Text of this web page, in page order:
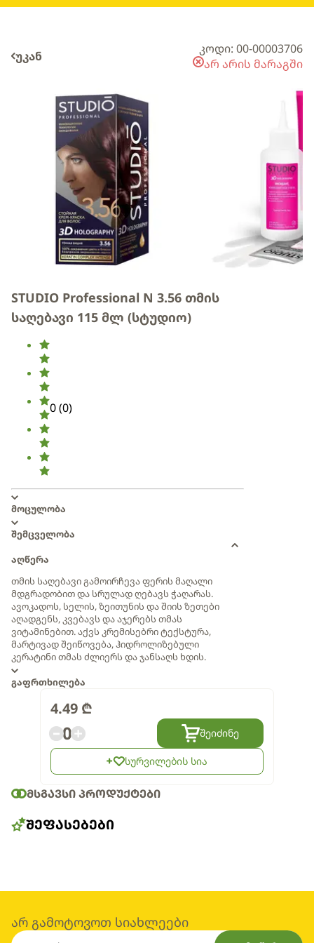
უკან
კოდი: 00-00003706
არ არის მარაგში
STUDIO Professional N 3.56 თმის
საღებავი 115 მლ (სტუდიო)
0(0)
მოცულობა
შემცველობა
აღწერა
თმის საღებავი გამოირჩევა ფერის მაღალი
მდგრადობით და სრულად ღებავს ჭაღარას.
ავოკადოს, სელის, ზეითუნის და შიის ზეთები
აღადგენს, კვებავს და აჯერებს თმას
ვიტამინებით. აქვს კრემისებრი ტექსტურა,
მარტივად შეიწოვება, ჰიდროლიზებული
კერატინი თმას ძლიერს და ჯანსაღს ხდის.
გაფრთხილება
4.49 ₾
0 შეიძინე
სურვილების სია
ᲛᲡᲒᲐᲕᲡᲘ ᲞᲠᲝᲓᲣᲥᲢᲔᲑᲘ
ᲨᲔᲤᲐᲡᲔᲑᲔᲑᲘ
არ გამოტოვოთ სიახლეები